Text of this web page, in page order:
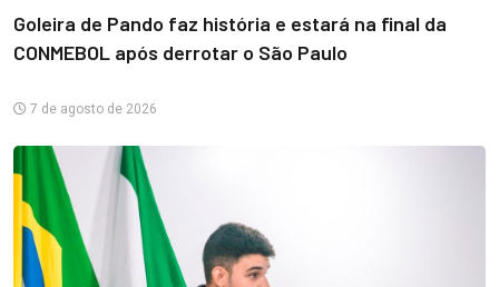
Goleira de Pando faz história e estará na final da
CONMEBOL após derrotar o São Paulo
7 de agosto de 2026